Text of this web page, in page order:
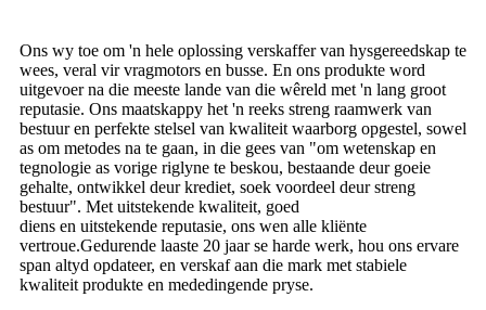
Ons wy toe om 'n hele oplossing verskaffer van hysgereedskap te
wees, veral vir vragmotors en busse. En ons produkte word
uitgevoer na die meeste lande van die wêreld met 'n lang groot
reputasie. Ons maatskappy het 'n reeks streng raamwerk van
bestuur en perfekte stelsel van kwaliteit waarborg opgestel, sowel
as om metodes na te gaan, in die gees van "om wetenskap en
tegnologie as vorige riglyne te beskou, bestaande deur goeie
gehalte, ontwikkel deur krediet, soek voordeel deur streng
bestuur". Met uitstekende kwaliteit, goed
diens en uitstekende reputasie, ons wen alle kliënte
vertroue.Gedurende laaste 20 jaar se harde werk, hou ons ervare
span altyd opdateer, en verskaf aan die mark met stabiele
kwaliteit produkte en mededingende pryse.